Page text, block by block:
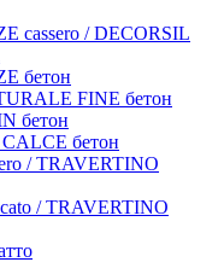
cassero / DECORSIL
бетон
FINE бетон
бетон
бетон
/ TRAVERTINO
/ TRAVERTINO